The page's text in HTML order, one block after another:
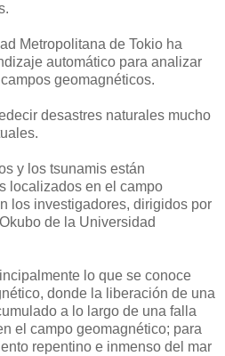
Metropolitana de Tokio ha
automático para analizar
geomagnéticos.
desastres naturales mucho
y los tsunamis están
localizados en el campo
los investigadores, dirigidos por
de la Universidad
lo que se conoce
donde la liberación de una
a lo largo de una falla
el campo geomagnético; para
repentino e inmenso del mar